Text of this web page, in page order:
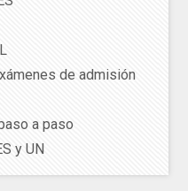
de admisión
a paso
y UN